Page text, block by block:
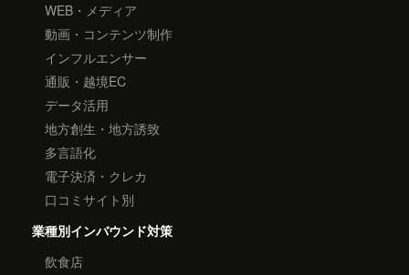
WEB・メディア
動画・コンテンツ制作
インフルエンサー
通販・越境EC
データ活用
地方創生・地方誘致
多言語化
電子決済・クレカ
口コミサイト別
業種別インバウンド対策
飲食店